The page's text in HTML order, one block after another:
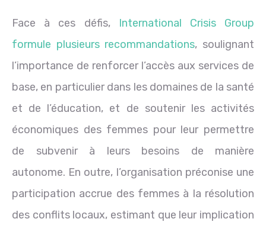
Face à ces défis,
International Crisis Group
formule plusieurs recommandations, soulignant
l’importance de renforcer l’accès aux services de
base, en particulier dans les domaines de la santé
et de l’éducation, et de soutenir les activités
économiques des femmes pour leur permettre
de subvenir à leurs besoins de manière
autonome. En outre, l’organisation préconise une
participation accrue des femmes à la résolution
des conflits locaux, estimant que leur implication